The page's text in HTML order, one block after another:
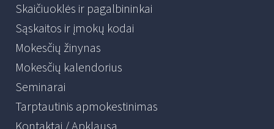
Skaičiuoklės ir pagalbininkai
Sąskaitos ir įmokų kodai
Mokesčių žinynas
Mokesčių kalendorius
Seminarai
Tarptautinis apmokestinimas